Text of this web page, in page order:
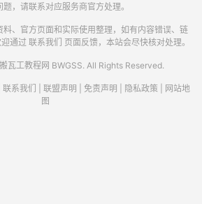
，请联系对应服务商官方处理。
、官方页面和实际使用整理，如有内容错误、链
通过 联系我们 页面反馈，本站会尽快核对处理。
瓦工教程网 BWGSS. All Rights Reserved.
联系我们 联盟声明 免责声明 隐私政策
网站地
图